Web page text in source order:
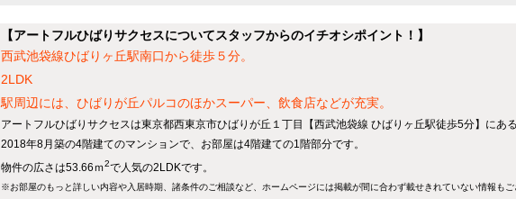
【アートフルひばりサクセスについてスタッフからのイチオシポイント！】
西武池袋線ひばりヶ丘駅南口から徒歩５分。
2LDK
駅周辺には、ひばりが丘パルコのほかスーパー、飲食店などが充実。
アートフルひばりサクセスは東京都西東京市ひばりが丘１丁目【西武池袋線 ひばりヶ丘駅徒歩5分】にあ
2018年8月築の4階建てのマンションで、お部屋は4階建ての1階部分です。
物件の広さは53.66ｍ2で人気の2LDKです。
※お部屋のもっと詳しい内容や入居時期、諸条件のご相談など、ホームページには掲載が間に合わず載せきれていない情報もご